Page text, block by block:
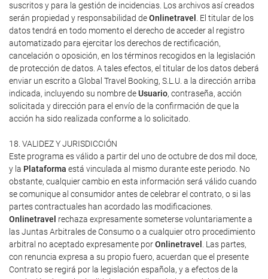
suscritos y para la gestión de incidencias. Los archivos así creados
serán propiedad y responsabilidad deOnlinetravel . El titular de los
datos tendrá en todo momento el derecho de acceder al registro
automatizado para ejercitar los derechos de rectificación,
cancelación o oposición, en los términos recogidos en la legislación
de protección de datos. A tales efectos, el titular de los datos deberá
enviar un escrito a Global Travel Booking, S.L.U. a la dirección arriba
indicada, incluyendo su nombre deUsuario, contraseña, acción
solicitada y dirección para el envío de la confirmación de que la
acción ha sido realizada conforme a lo solicitado.
18. VALIDEZ Y JURISDICCIÓN
Este programa es válido a partir del uno de octubre de dos mil doce,
y la Plataforma está vinculada al mismo durante este periodo. No
obstante, cualquier cambio en esta información será válido cuando
se comunique al consumidor antes de celebrar el contrato, o si las
partes contractuales han acordado las modificaciones.
Onlinetravel rechaza expresamente someterse voluntariamente a
las Juntas Arbitrales de Consumo o a cualquier otro procedimiento
arbitral no aceptado expresamente porOnlinetravel . Las partes,
con renuncia expresa a su propio fuero, acuerdan que el presente
Contrato se regirá por la legislación española, y a efectos de la